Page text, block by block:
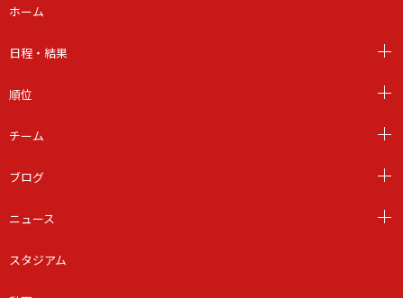
ホーム
日程・結果
順位
チーム
ブログ
ニュース
スタジアム